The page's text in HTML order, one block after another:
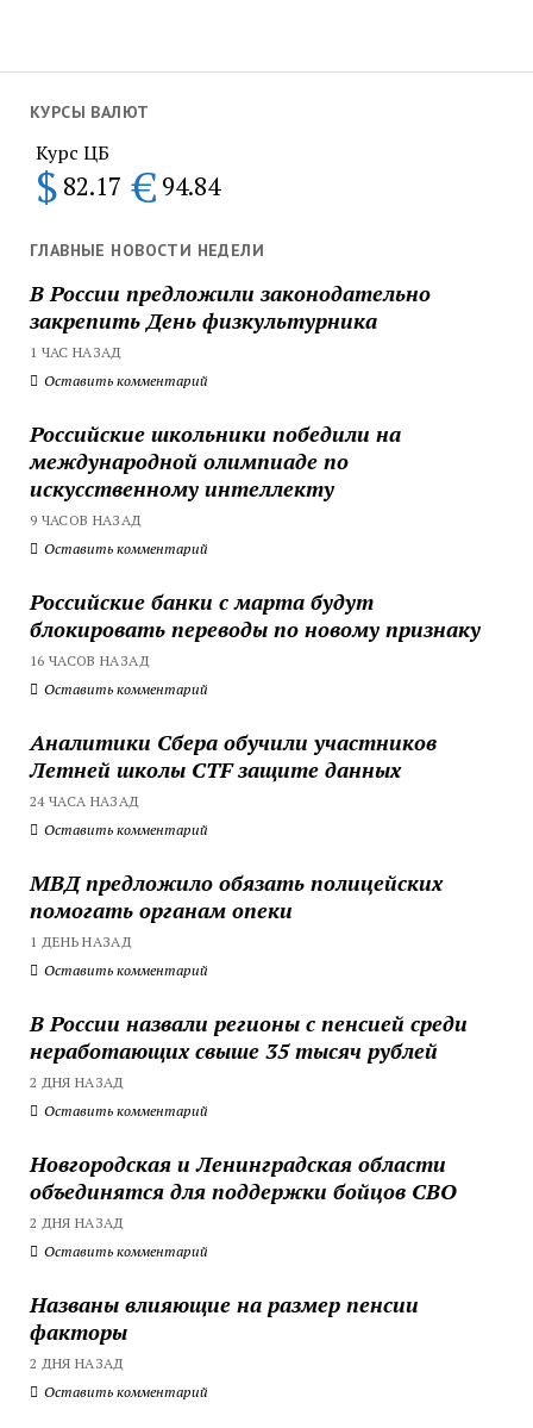
КУРСЫ ВАЛЮТ
Курс ЦБ
$ 82.17 € 94.84
ГЛАВНЫЕ НОВОСТИ НЕДЕЛИ
В России предложили законодательно
закрепить День физкультурника
1 ЧАС НАЗАД
Оставить комментарий
Российские школьники победили на
международной олимпиаде по
искусственному интеллекту
9 ЧАСОВ НАЗАД
Оставить комментарий
Российские банки с марта будут
блокировать переводы по новому признаку
16 ЧАСОВ НАЗАД
Оставить комментарий
Аналитики Сбера обучили участников
Летней школы CTF защите данных
24 ЧАСА НАЗАД
Оставить комментарий
МВД предложило обязать полицейских
помогать органам опеки
1 ДЕНЬ НАЗАД
Оставить комментарий
В России назвали регионы с пенсией среди
неработающих свыше 35 тысяч рублей
2 ДНЯ НАЗАД
Оставить комментарий
Новгородская и Ленинградская области
объединятся для поддержки бойцов СВО
2 ДНЯ НАЗАД
Оставить комментарий
Названы влияющие на размер пенсии
факторы
2 ДНЯ НАЗАД
Оставить комментарий